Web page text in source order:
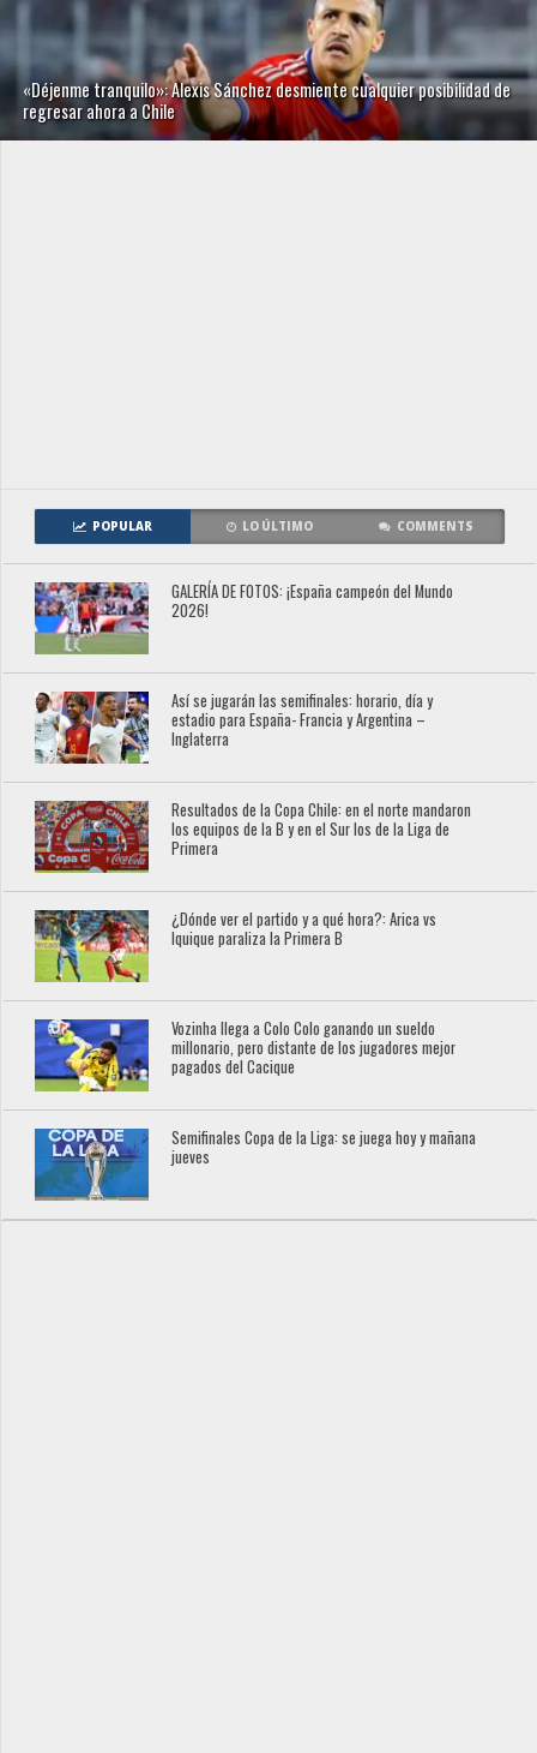
«Déjenme tranquilo»: Alexis Sánchez desmiente cualquier posibilidad de
regresar ahora a Chile
POPULAR LO ÚLTIMO COMMENTS
GALERÍA DE FOTOS: ¡España campeón del Mundo
2026!
Así se jugarán las semifinales: horario, día y
estadio para España- Francia y Argentina –
Inglaterra
Resultados de la Copa Chile: en el norte mandaron
los equipos de la B y en el Sur los de la Liga de
Primera
¿Dónde ver el partido y a qué hora?: Arica vs
Iquique paraliza la Primera B
Vozinha llega a Colo Colo ganando un sueldo
millonario, pero distante de los jugadores mejor
pagados del Cacique
Semifinales Copa de la Liga: se juega hoy y mañana
jueves